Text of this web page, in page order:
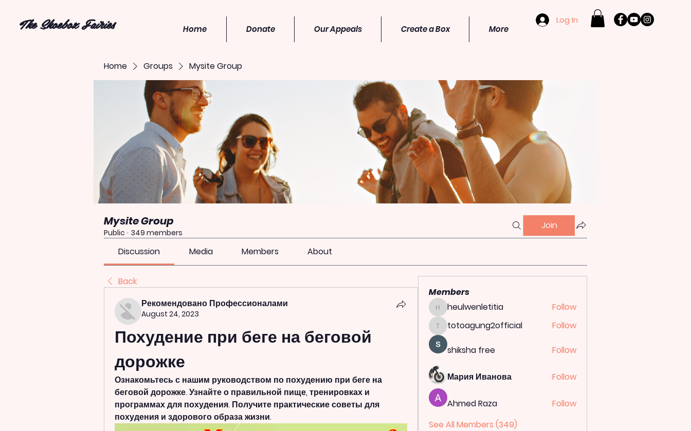
The Shoebox Fairies
Log In
Home
Donate Our Appeals Create a Box More
Home Groups Mysite Group
Mysite Group
Public · 349 members
Join
Discussion Media Members About
Back
Рекомендовано Профессионалами
August 24, 2023
Похудение при беге на беговой
дорожке
Ознакомьтесь с нашим руководством по похудению при беге на
беговой дорожке. Узнайте о правильной пище, тренировках и
программах для похудения. Получите практические советы для
похудения и здорового образа жизни.
Members
heulwenletitia
heulwenletitia Follow
totoagung2official
totoagung2official Follow
shiksha free Follow
Мария Иванова Follow
Ahmed Raza
Follow
See All Members (349)